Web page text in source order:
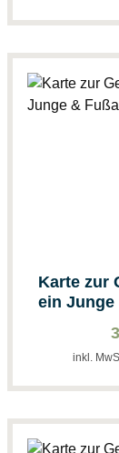
Karte zur
ein
inkl.